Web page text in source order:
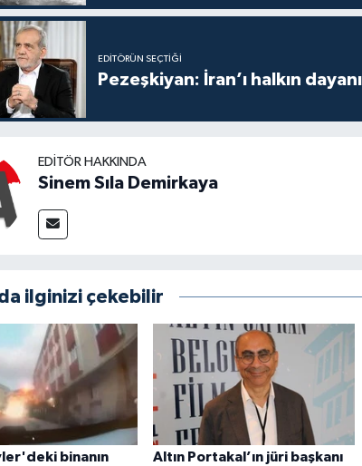
EDITÖRÜN SEÇTIĞI
Pezeşkiyan: İran’ı halkın
EDITÖR HAKKINDA
Sinem Sıla Demirkaya
ilginizi çekebilir
binanın
Altın Portakal’ın jüri başkanı